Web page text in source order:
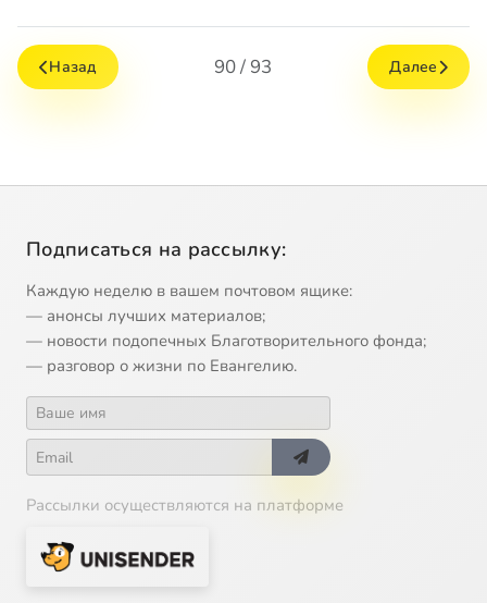
Назад 90 / 93 Далее
Подписаться на рассылку:
Каждую неделю в вашем почтовом ящике:
— анонсы лучших материалов;
— новости подопечных Благотворительного фонда;
— разговор о жизни по Евангелию.
Рассылки осуществляются на платформе